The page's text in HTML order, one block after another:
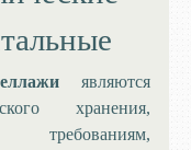
являются
хранения,